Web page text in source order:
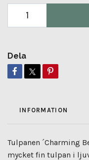
Dela
INFORMATION
Tulpanen ´Charming
mycket fin tulpan i